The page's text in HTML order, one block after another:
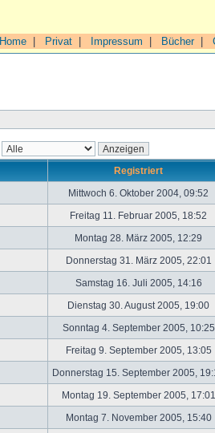
Home Privat Impressum Bücher|
Registriert
Mittwoch 6. Oktober 2004, 09:52
Freitag 11. Februar 2005, 18:52
Montag 28. März 2005, 12:29
Donnerstag 31. März 2005, 22:01
Samstag 16. Juli 2005, 14:16
Dienstag 30. August 2005, 19:00
Sonntag 4. September 2005,
Freitag 9. September 2005, 13:05
Donnerstag 15. September 2005,
Montag 19. September 2005,
Montag 7. November 2005, 15:40